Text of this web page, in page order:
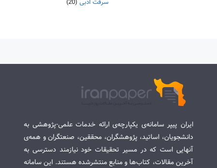
ایران پیپر سامانه‌ی یکپارچه‌ی ارائه خدمات علمی-پژوهشی به
دانشجویان، اساتید، پژوهشگران، محققین، صنعتگران و همه‌ی
آنهایی است که در مسیر تحقیقات خود نیازمند دسترسی به
آخرین مقالات، کتاب‌ها و منابع منتشرشده هستند. این سامانه